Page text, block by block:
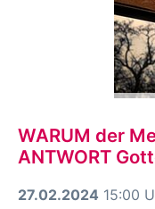
WARUM der
ANTWORT
27.02.2024 15:00